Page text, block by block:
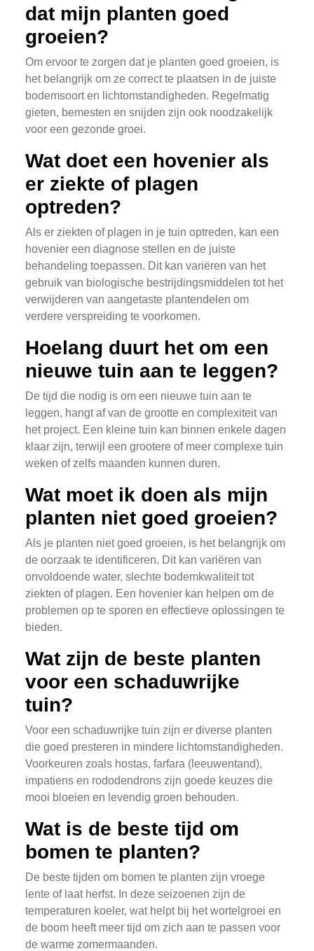
dat mijn planten goed
groeien?
Om ervoor te zorgen dat je planten goed groeien, is
het belangrijk om ze correct te plaatsen in de juiste
bodemsoort en lichtomstandigheden. Regelmatig
gieten, bemesten en snijden zijn ook noodzakelijk
voor een gezonde groei.
Wat doet een hovenier als
er ziekte of plagen
optreden?
Als er ziekten of plagen in je tuin optreden, kan een
hovenier een diagnose stellen en de juiste
behandeling toepassen. Dit kan variëren van het
gebruik van biologische bestrijdingsmiddelen tot het
verwijderen van aangetaste plantendelen om
verdere verspreiding te voorkomen.
Hoelang duurt het om een
nieuwe tuin aan te leggen?
De tijd die nodig is om een nieuwe tuin aan te
leggen, hangt af van de grootte en complexiteit van
het project. Een kleine tuin kan binnen enkele dagen
klaar zijn, terwijl een grootere of meer complexe tuin
weken of zelfs maanden kunnen duren.
Wat moet ik doen als mijn
planten niet goed groeien?
Als je planten niet goed groeien, is het belangrijk om
de oorzaak te identificeren. Dit kan variëren van
onvoldoende water, slechte bodemkwaliteit tot
ziekten of plagen. Een hovenier kan helpen om de
problemen op te sporen en effectieve oplossingen te
bieden.
Wat zijn de beste planten
voor een schaduwrijke
tuin?
Voor een schaduwrijke tuin zijn er diverse planten
die goed presteren in mindere lichtomstandigheden.
Voorkeuren zoals hostas, farfara (leeuwentand),
impatiens en rododendrons zijn goede keuzes die
mooi bloeien en levendig groen behouden.
Wat is de beste tijd om
bomen te planten?
De beste tijden om bomen te planten zijn vroege
lente of laat herfst. In deze seizoenen zijn de
temperaturen koeler, wat helpt bij het wortelgroei en
de boom heeft meer tijd om zich aan te passen voor
de warme zomermaanden.